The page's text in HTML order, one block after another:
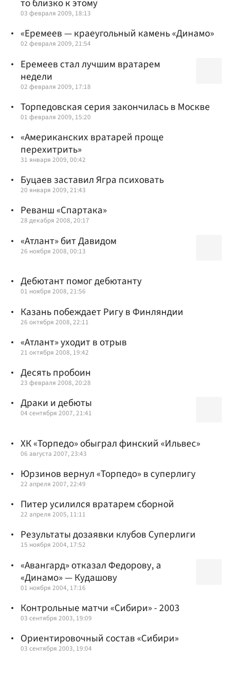
то близко к этому
03 февраля 2009, 18:13
«Еремеев — краеугольный камень «Динамо»
02 февраля 2009, 21:54
Еремеев стал лучшим вратарем
недели
02 февраля 2009, 17:18
Торпедовская серия закончилась в Москве
01 февраля 2009, 15:20
«Американских вратарей проще
перехитрить»
31 января 2009, 00:42
Буцаев заставил Ягра психовать
20 января 2009, 21:43
Реванш «Спартака»
28 декабря 2008, 20:17
«Атлант» бит Давидом
26 ноября 2008, 00:13
Дебютант помог дебютанту
01 ноября 2008, 21:56
Казань побеждает Ригу в Финляндии
26 октября 2008, 22:11
«Атлант» уходит в отрыв
21 октября 2008, 19:42
Десять пробоин
23 февраля 2008, 20:28
Драки и дебюты
04 сентября 2007, 21:41
ХК «Торпедо» обыграл финский «Ильвес»
06 августа 2007, 23:43
Юрзинов вернул «Торпедо» в суперлигу
22 апреля 2007, 22:49
Питер усилился вратарем сборной
22 апреля 2005, 11:11
Результаты дозаявки клубов Суперлиги
15 ноября 2004, 17:52
«Авангард» отказал Федорову, а
«Динамо» — Кудашову
01 ноября 2004, 17:16
Контрольные матчи «Сибири» - 2003
03 сентября 2003, 19:09
Ориентировочный состав «Сибири»
03 сентября 2003, 19:04